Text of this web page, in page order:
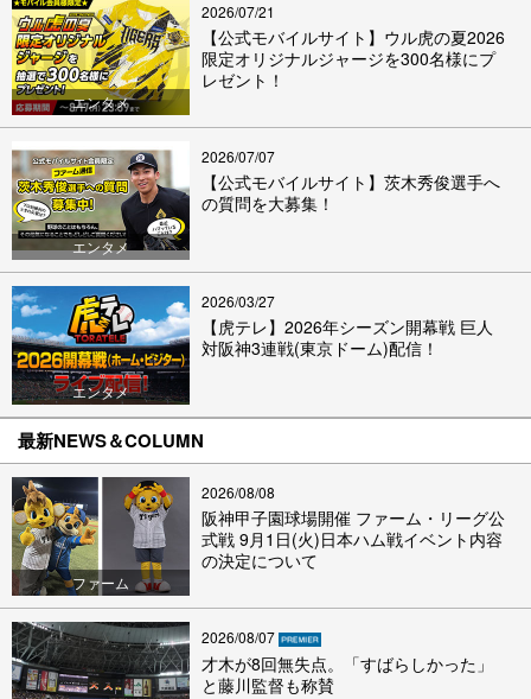
エンタメ
2026/07/21
【公式モバイルサイト】ウル虎の夏2026
限定オリジナルジャージを300名様にプ
レゼント！
エンタメ
2026/07/07
【公式モバイルサイト】茨木秀俊選手へ
の質問を大募集！
エンタメ
2026/03/27
【虎テレ】2026年シーズン開幕戦 巨人
対阪神3連戦(東京ドーム)配信！
最新NEWS＆COLUMN
ファーム
2026/08/08
阪神甲子園球場開催 ファーム・リーグ公
式戦 9月1日(火)日本ハム戦イベント内容
の決定について
2026/08/07
才木が8回無失点。「すばらしかった」
と藤川監督も称賛